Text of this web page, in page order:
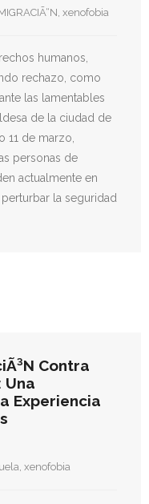
xenofobia
humanos,
rechazo, como
las lamentables
de la ciudad de
11 de marzo,
personas de
actualmente en
la seguridad
Contra
Una
Experiencia
xenofobia